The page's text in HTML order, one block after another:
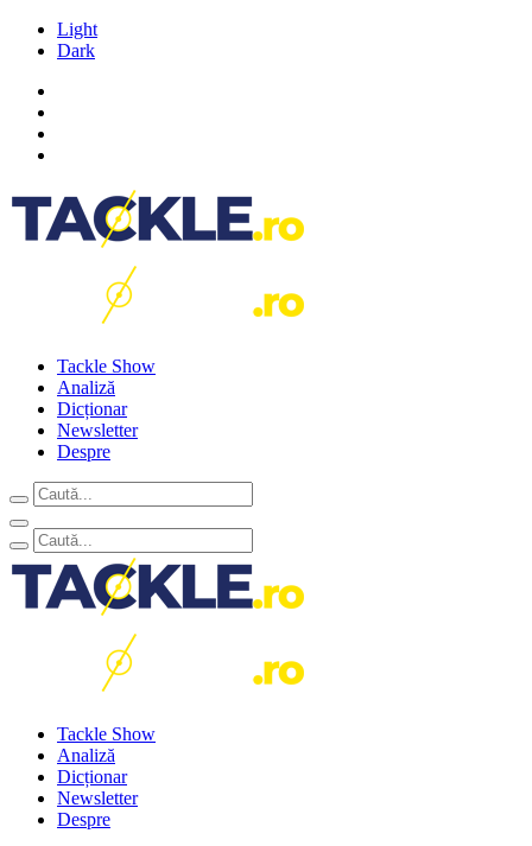
Light
Dark
Tackle Show
Analiză
Dicționar
Newsletter
Despre
Tackle Show
Analiză
Dicționar
Newsletter
Despre